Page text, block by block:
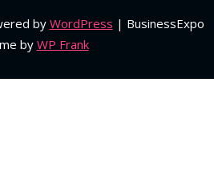
by WordPress | BusinessExpo
byWP Frank